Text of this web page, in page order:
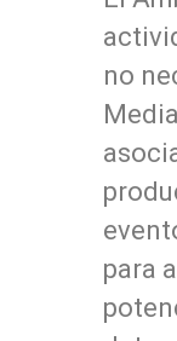
no
para